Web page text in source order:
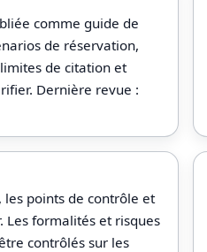
comme guide de
de réservation,
de citation et
Dernière revue :
points de contrôle et
Les formalités et risques
contrôlés sur les